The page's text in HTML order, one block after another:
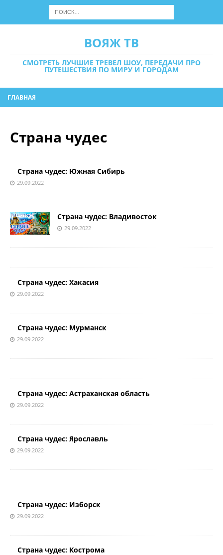
ВОЯЖ ТВ
СМОТРЕТЬ ЛУЧШИЕ ТРЕВЕЛ ШОУ, ПЕРЕДАЧИ ПРО
ПУТЕШЕСТВИЯ ПО МИРУ И ГОРОДАМ
ГЛАВНАЯ
Страна чудес
Страна чудес: Южная Сибирь
29.09.2022
Страна чудес: Владивосток
29.09.2022
Страна чудес: Хакасия
29.09.2022
Страна чудес: Мурманск
29.09.2022
Страна чудес: Астраханская область
29.09.2022
Страна чудес: Ярославль
29.09.2022
Страна чудес: Изборск
29.09.2022
Страна чудес: Кострома